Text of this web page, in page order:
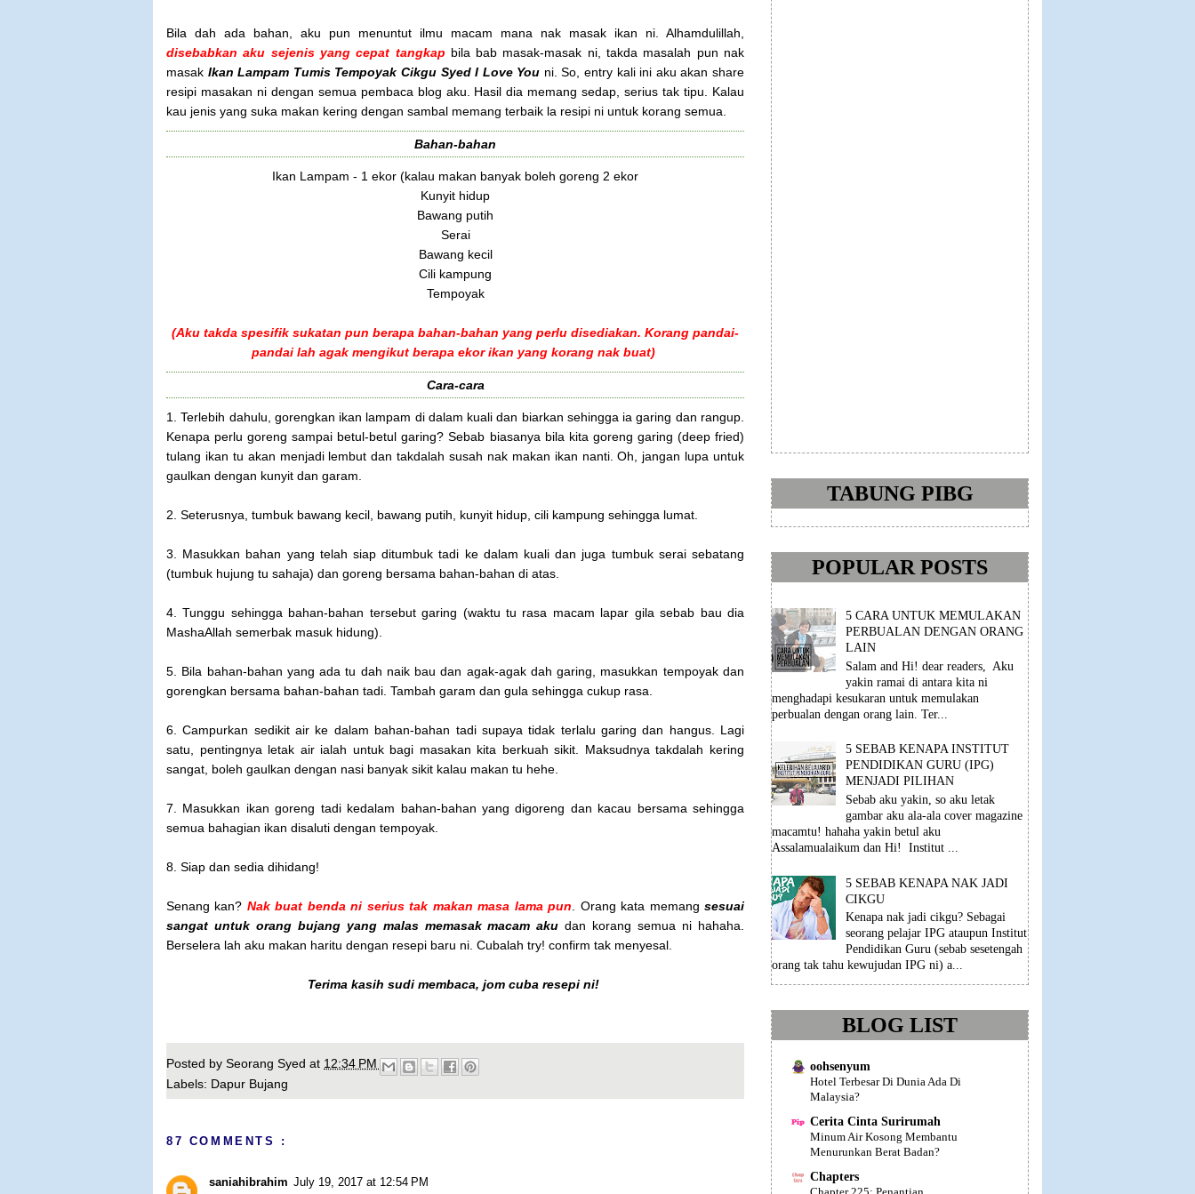
Bila dah ada bahan, aku pun menuntut ilmu macam mana nak masak ikan ni. Alhamdulillah,
disebabkan aku sejenis yang cepat tangkap bila bab masak-masak ni, takda masalah pun nak
masak Ikan Lampam Tumis Tempoyak Cikgu Syed I Love You ni. So, entry kali ini aku akan share
resipi masakan ni dengan semua pembaca blog aku. Hasil dia memang sedap, serius tak tipu. Kalau
kau jenis yang suka makan kering dengan sambal memang terbaik la resipi ni untuk korang semua.
Bahan-bahan
Ikan Lampam - 1 ekor (kalau makan banyak boleh goreng 2 ekor
Kunyit hidup
Bawang putih
Serai
Bawang kecil
Cili kampung
Tempoyak
(Aku takda spesifik sukatan pun berapa bahan-bahan yang perlu disediakan. Korang pandai-
pandai lah agak mengikut berapa ekor ikan yang korang nak buat)
Cara-cara
1. Terlebih dahulu, gorengkan ikan lampam di dalam kuali dan biarkan sehingga ia garing dan rangup.
Kenapa perlu goreng sampai betul-betul garing? Sebab biasanya bila kita goreng garing (deep fried)
tulang ikan tu akan menjadi lembut dan takdalah susah nak makan ikan nanti. Oh, jangan lupa untuk
gaulkan dengan kunyit dan garam.
2. Seterusnya, tumbuk bawang kecil, bawang putih, kunyit hidup, cili kampung sehingga lumat.
3. Masukkan bahan yang telah siap ditumbuk tadi ke dalam kuali dan juga tumbuk serai sebatang
(tumbuk hujung tu sahaja) dan goreng bersama bahan-bahan di atas.
4. Tunggu sehingga bahan-bahan tersebut garing (waktu tu rasa macam lapar gila sebab bau dia
MashaAllah semerbak masuk hidung).
5. Bila bahan-bahan yang ada tu dah naik bau dan agak-agak dah garing, masukkan tempoyak dan
gorengkan bersama bahan-bahan tadi. Tambah garam dan gula sehingga cukup rasa.
6. Campurkan sedikit air ke dalam bahan-bahan tadi supaya tidak terlalu garing dan hangus. Lagi
satu, pentingnya letak air ialah untuk bagi masakan kita berkuah sikit. Maksudnya takdalah kering
sangat, boleh gaulkan dengan nasi banyak sikit kalau makan tu hehe.
7. Masukkan ikan goreng tadi kedalam bahan-bahan yang digoreng dan kacau bersama sehingga
semua bahagian ikan disaluti dengan tempoyak.
8. Siap dan sedia dihidang!
Senang kan? Nak buat benda ni serius tak makan masa lama pun . Orang kata memangsesuai
sangat untuk orang bujang yang malas memasak macam aku dan korang semua ni hahaha.
Berselera lah aku makan haritu dengan resepi baru ni. Cubalah try! confirm tak menyesal.
Terima kasih sudi membaca, jom cuba resepi ni!
Posted by Seorang Syed at 12:34 PM
Labels: Dapur Bujang
87 COMMENTS :
saniahibrahim July 19, 2017 at 12:54 PM
TABUNG PIBG
POPULAR POSTS
5 CARA UNTUK MEMULAKAN
PERBUALAN DENGAN ORANG
LAIN
Salam and Hi! dear readers, Aku
yakin ramai di antara kita ni
menghadapi kesukaran untuk memulakan
perbualan dengan orang lain. Ter...
5 SEBAB KENAPA INSTITUT
PENDIDIKAN GURU (IPG)
MENJADI PILIHAN
Sebab aku yakin, so aku letak
gambar aku ala-ala cover magazine
macamtu! hahaha yakin betul aku
Assalamualaikum dan Hi! Institut ...
5 SEBAB KENAPA NAK JADI
CIKGU
Kenapa nak jadi cikgu? Sebagai
seorang pelajar IPG ataupun Institut
Pendidikan Guru (sebab sesetengah
orang tak tahu kewujudan IPG ni) a...
BLOG LIST
oohsenyum
Hotel Terbesar Di Dunia Ada Di
Malaysia?
Cerita Cinta Surirumah
Minum Air Kosong Membantu
Menurunkan Berat Badan?
Chapters